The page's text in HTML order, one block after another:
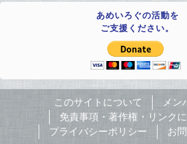
あめいろぐの活動を
ご支援ください。
このサイトについて
メン
免責事項・著作権・リンク
プライバシーポリシー
お